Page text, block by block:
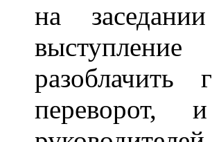
на
разоблачить
переворот,